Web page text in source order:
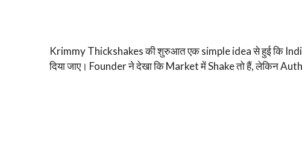
Krimmy Thickshakes की शुरुआत एक simple idea से हुई कि
दिया जाए। Founder ने देखा कि Market में Shake तो हैं, लेकिन